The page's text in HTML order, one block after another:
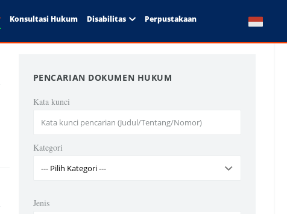
Konsultasi Hukum Disabilitas Perpustakaan
PENCARIAN DOKUMEN HUKUM
Kata kunci
Kategori
Jenis